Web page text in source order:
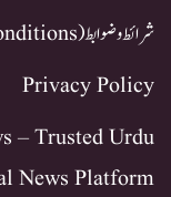
شرائط و ضوابط (Terms & Conditions)
Privacy Policy
– Trusted Urdu
News Platform